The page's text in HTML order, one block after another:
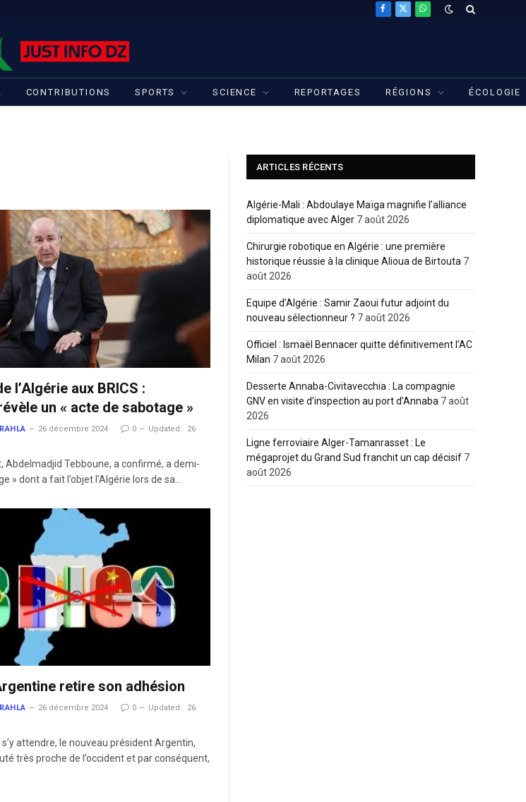
Facebook
X
WhatsApp
CONTRIBUTIONS SPORTS SCIENCE REPORTAGES RÉGIONS ÉCOLOGIE
l’Algérie aux BRICS :
un « acte de sabotage »
26 décembre 2024 0 Updated:
26
Abdelmadjid Tebboune, a confirmé, a demi-
» dont a fait l’objet l’Algérie lors de sa…
retire son adhésion
26 décembre 2024 0 Updated:
26
attendre, le nouveau président Argentin,
très proche de l’occident et par conséquent,
ARTICLES RÉCENTS
Algérie-Mali : Abdoulaye Maïga magnifie l’alliance
diplomatique avec Alger 7 août 2026
Chirurgie robotique en Algérie : une première
historique réussie à la clinique Alioua de Birtouta 7
août 2026
Equipe d’Algérie : Samir Zaoui futur adjoint du
nouveau sélectionneur ? 7 août 2026
Officiel : Ismaël Bennacer quitte définitivement l’AC
Milan 7 août 2026
Desserte Annaba-Civitavecchia : La compagnie
GNV en visite d’inspection au port d’Annaba 7 août
2026
Ligne ferroviaire Alger-Tamanrasset : Le
mégaprojet du Grand Sud franchit un cap décisif 7
août 2026